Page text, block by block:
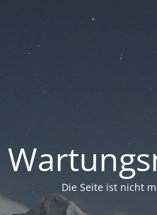
Die Seite ist nicht